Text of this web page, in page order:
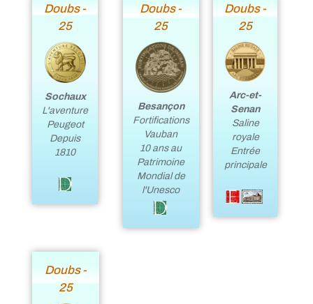
Doubs -
25
Sochaux
L'aventure
Peugeot
Depuis
1810
Doubs -
25
Besançon
Fortifications
Vauban
10 ans au
Patrimoine
Mondial de
l'Unesco
Doubs -
25
Arc-et-
Senan
Saline
royale
Entrée
principale
Doubs -
25